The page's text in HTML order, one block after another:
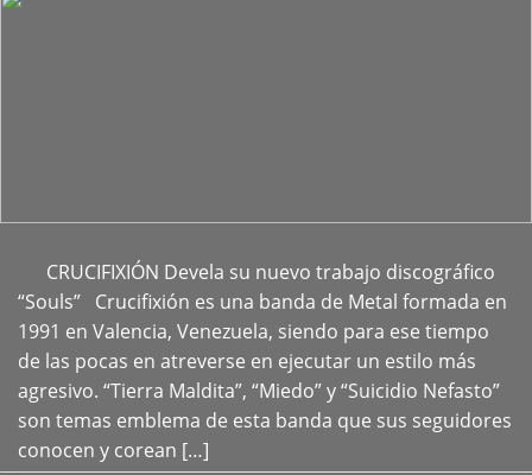
CRUCIFIXIÓN Devela su nuevo trabajo discográfico
“Souls” Crucifixión es una banda de Metal formada en
1991 en Valencia, Venezuela, siendo para ese tiempo
de las pocas en atreverse en ejecutar un estilo más
agresivo. “Tierra Maldita”, “Miedo” y “Suicidio Nefasto”
son temas emblema de esta banda que sus seguidores
conocen y corean […]
+